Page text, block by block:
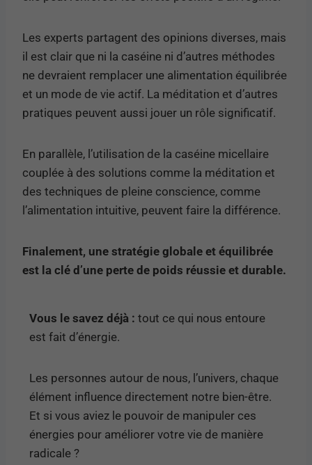
Les experts partagent des opinions diverses, mais
il est clair que ni la caséine ni d’autres méthodes
ne devraient remplacer une alimentation équilibrée
et un mode de vie actif. La méditation et d’autres
pratiques peuvent aussi jouer un rôle significatif.
En parallèle, l’utilisation de la caséine micellaire
couplée à des solutions comme la méditation et
des techniques de pleine conscience, comme
l’alimentation intuitive, peuvent faire la différence.
Finalement, une stratégie globale et équilibrée
est la clé d’une perte de poids réussie et durable.
Vous le savez déjà : tout ce qui nous entoure
est fait d’énergie.
Les personnes autour de nous, l’univers, chaque
élément influence directement notre bien-être.
Et si vous aviez le pouvoir de manipuler ces
énergies pour améliorer votre vie de manière
radicale ?